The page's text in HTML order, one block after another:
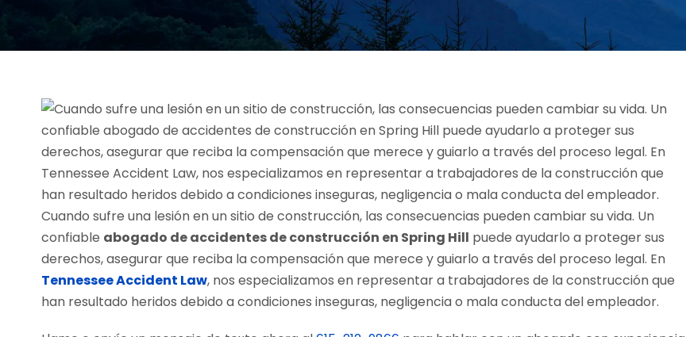
Cuando sufre una lesión en un sitio de construcción, las consecuencias pueden cambiar su vida. Un
confiable abogado de accidentes de construcción en Spring Hill puede ayudarlo a proteger sus
derechos, asegurar que reciba la compensación que merece y guiarlo a través del proceso legal. En
Tennessee Accident Law, nos especializamos en representar a trabajadores de la construcción que
han resultado heridos debido a condiciones inseguras, negligencia o mala conducta del empleador.